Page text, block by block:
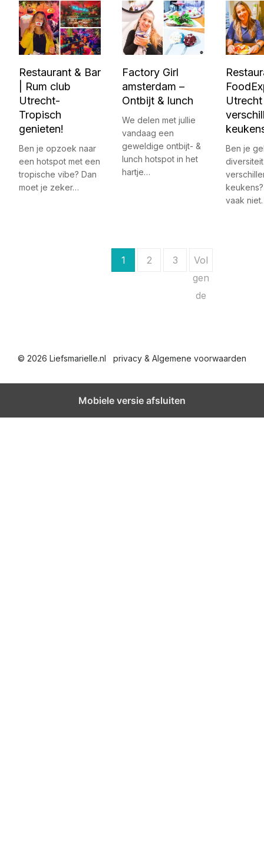
Restaurant & Bar
| Rum club
Utrecht-
Tropisch
genieten!
Ben je opzoek naar
een hotspot met een
tropische vibe? Dan
moet je zeker…
Factory Girl
amsterdam –
Ontbijt & lunch
We delen met jullie
vandaag een
geweldige ontbijt- &
lunch hotspot in het
hartje…
Ben je
vaak
h
t
1 2 3
Vol
gen
de
© 2026 Liefsmarielle.nl privacy & Algemene voorwaarden
Mobiele versie afsluiten